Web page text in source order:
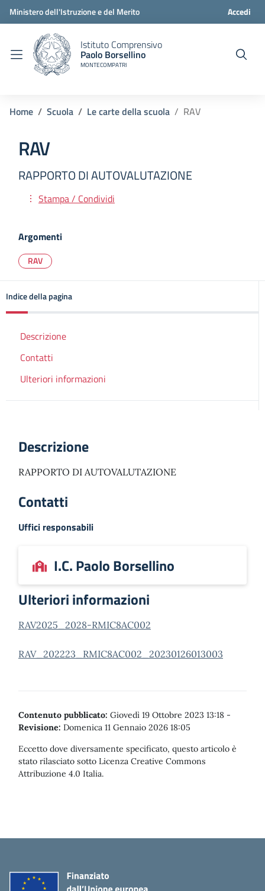
Ministero dell'Istruzione e del Merito Accedi
Istituto Comprensivo
Paolo Borsellino
MONTECOMPATRI
Home Scuola Le carte della scuola RAV
RAV
RAPPORTO DI AUTOVALUTAZIONE
Stampa / Condividi
Argomenti
RAV
Indice della pagina
Descrizione
Contatti
Ulteriori informazioni
Descrizione
RAPPORTO DI AUTOVALUTAZIONE
Contatti
Uffici responsabili
I.C. Paolo Borsellino
Ulteriori informazioni
RAV2025_2028-RMIC8AC002
RAV_202223_RMIC8AC002_20230126013003
Contenuto pubblicato: Giovedì 19 Ottobre 2023 13:18 -
Revisione: Domenica 11 Gennaio 2026 18:05
Eccetto dove diversamente specificato, questo articolo è
stato rilasciato sotto Licenza Creative Commons
Attribuzione 4.0 Italia.